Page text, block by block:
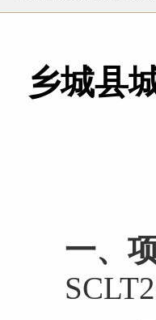
乡城县
一、